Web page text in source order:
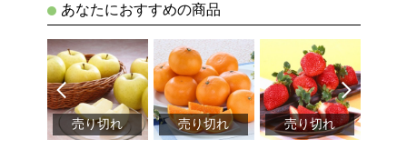
あなたにおすすめの商品
売り切れ 売り切れ 売り切れ